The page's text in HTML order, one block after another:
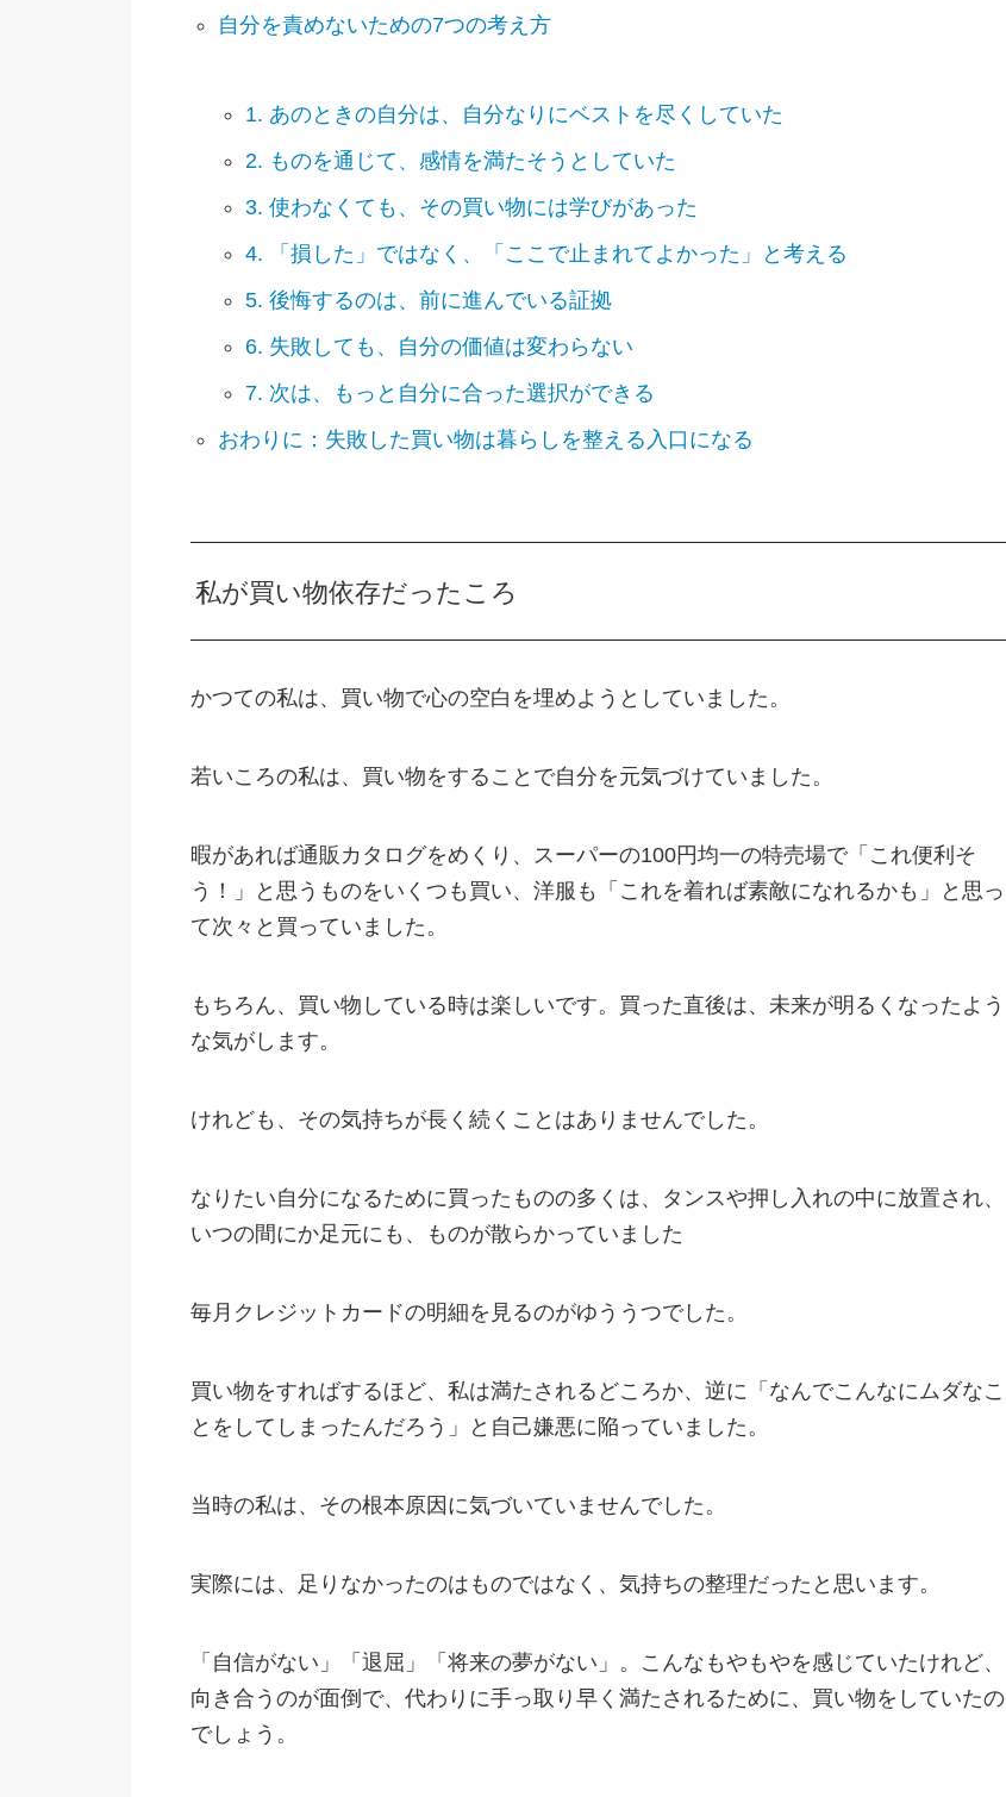
自分を責めないための7つの考え方
1. あのときの自分は、自分なりにベストを尽くしていた
2. ものを通じて、感情を満たそうとしていた
3. 使わなくても、その買い物には学びがあった
4. 「損した」ではなく、「ここで止まれてよかった」と考える
5. 後悔するのは、前に進んでいる証拠
6. 失敗しても、自分の価値は変わらない
7. 次は、もっと自分に合った選択ができる
おわりに：失敗した買い物は暮らしを整える入口になる
私が買い物依存だったころ
かつての私は、買い物で心の空白を埋めようとしていました。
若いころの私は、買い物をすることで自分を元気づけていました。
暇があれば通販カタログをめくり、スーパーの100円均一の特売場で「これ便利そ
う！」と思うものをいくつも買い、洋服も「これを着れば素敵になれるかも」と思っ
て次々と買っていました。
もちろん、買い物している時は楽しいです。買った直後は、未来が明るくなったよう
な気がします。
けれども、その気持ちが長く続くことはありませんでした。
なりたい自分になるために買ったものの多くは、タンスや押し入れの中に放置され、
いつの間にか足元にも、ものが散らかっていました
毎月クレジットカードの明細を見るのがゆううつでした。
買い物をすればするほど、私は満たされるどころか、逆に「なんでこんなにムダなこ
とをしてしまったんだろう」と自己嫌悪に陥っていました。
当時の私は、その根本原因に気づいていませんでした。
実際には、足りなかったのはものではなく、気持ちの整理だったと思います。
「自信がない」「退屈」「将来の夢がない」。こんなもやもやを感じていたけれど、
向き合うのが面倒で、代わりに手っ取り早く満たされるために、買い物をしていたの
でしょう。